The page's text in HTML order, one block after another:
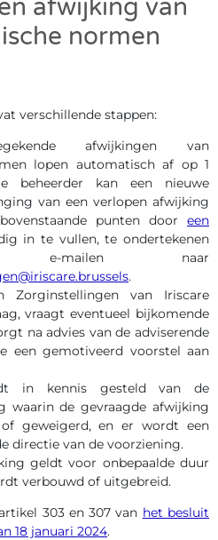
afwijking van
normen
verschillende stappen:
afwijkingen van
lopen automatisch af op 1
beheerder kan een nieuwe
van een verlopen afwijking
punten door een
in te vullen, te ondertekenen
naar
.
van Iriscare
vraagt eventueel bijkomende
na advies van de adviserende
een gemotiveerd voorstel aan
in kennis gesteld van de
waarin de gevraagde afwijking
geweigerd, en er wordt een
directie van de voorziening.
geldt voor onbepaalde duur
verbouwd of uitgebreid.
303 en 307 van het besluit
18 januari 2024.